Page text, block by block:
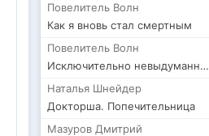
Повелитель Волн
Как я вновь стал смертным
Повелитель Волн
Исключительно невыдуманные истории: Тайна Снегурочки
Наталья Шнейдер
Докторша. Попечительница
Мазуров Дмитрий